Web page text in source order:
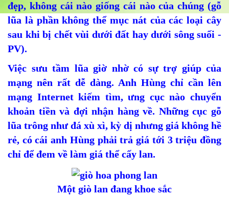
đẹp, không cái nào giống cái nào của chúng (gỗ
lũa là phần không thể mục nát của các loại cây
sau khi bị chết vùi dưới đất hay dưới sông suối -
PV).
Việc sưu tầm lũa giờ nhờ có sự trợ giúp của
mạng nên rất dễ dàng. Anh Hùng chỉ cần lên
mạng Internet kiếm tìm, ưng cục nào chuyển
khoản tiền và đợi nhận hàng về. Những cục gỗ
lũa trông như đá xù xì, kỳ dị nhưng giá không hề
rẻ, có cái anh Hùng phải trả giá tới 3 triệu đồng
chỉ để đem về làm giá thể cấy lan.
Một giò lan đang khoe sắc